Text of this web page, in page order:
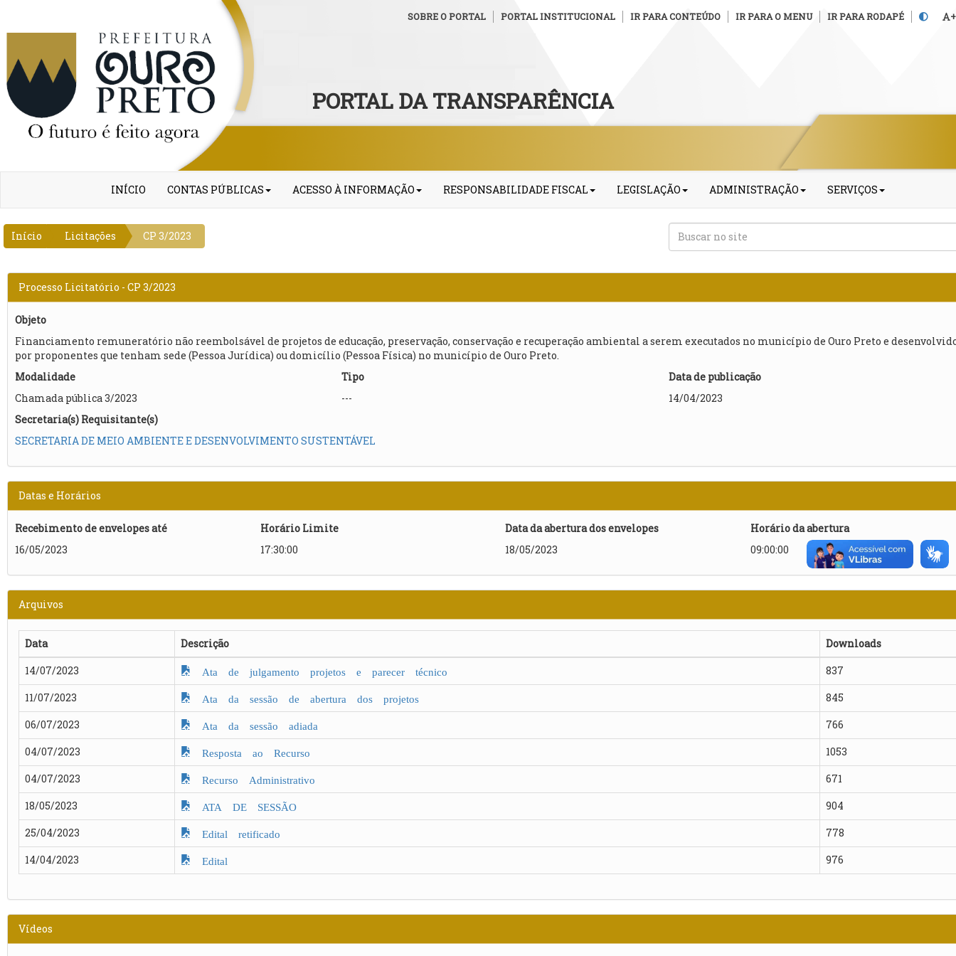
SOBRE O PORTAL PORTAL INSTITUCIONAL IR PARA CONTEÚDO IR PARA O MENU IR PARA RODAPÉ +
PORTAL DA TRANSPARÊNCIA
INÍCIO CONTAS PÚBLICAS ACESSO À INFORMAÇÃO RESPONSABILIDADE FISCAL LEGISLAÇÃO ADMINISTRAÇÃO SERVIÇOS
Início Licitações CP 3/2023
Processo Licitatório - CP 3/2023
Objeto
Financiamento remuneratório não reembolsável de projetos de educação, preservação, conservação e recuperação ambiental a serem executados no município de Ouro Preto e
por proponentes que tenham sede (Pessoa Jurídica) ou domicílio (Pessoa Física) no município de Ouro Preto.
Modalidade
Chamada pública 3/2023
Tipo
---
Data de publicação
14/04/2023
Secretaria(s) Requisitante(s)
SECRETARIA DE MEIO AMBIENTE E DESENVOLVIMENTO SUSTENTÁVEL
Datas e Horários
Recebimento de envelopes até
16/05/2023
Horário Limite
17:30:00
Data da abertura dos envelopes
18/05/2023
Horário da abertura
09:00:00
Arquivos
Data Descrição
Downloads
14/07/2023
Ata de julgamento projetos e parecer técnico
837
11/07/2023
Ata da sessão de abertura dos projetos
845
06/07/2023
Ata da sessão adiada
766
04/07/2023
Resposta ao Recurso
1053
04/07/2023
Recurso Administrativo
671
18/05/2023
ATA DE SESSÃO
904
25/04/2023
Edital retificado
778
14/04/2023
Edital 976
Vídeos